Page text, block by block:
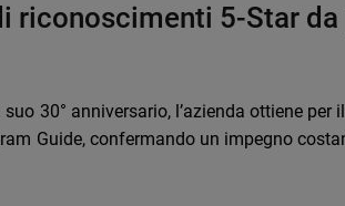
riconoscimenti 5-Star da
30° anniversario, l’azienda ottiene
Guide, confermando un impegno